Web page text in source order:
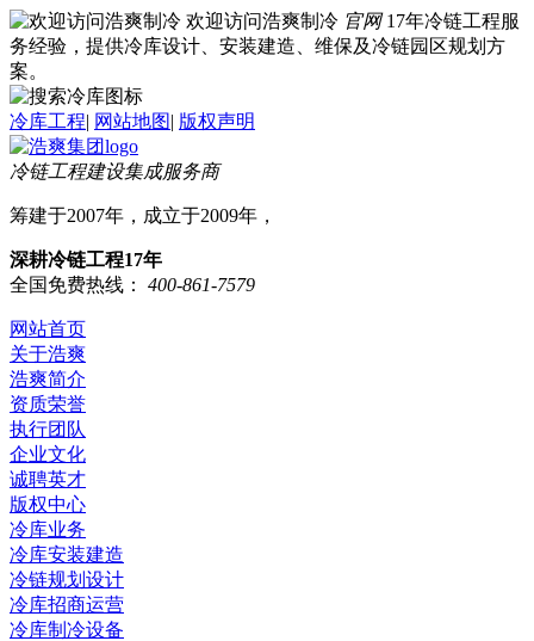
欢迎访问浩爽制冷 官网 17年冷链工程服
务经验，提供冷库设计、安装建造、维保及冷链园区规划方
案。
冷库工程| 网站地图| 版权声明
冷链工程建设集成服务商
筹建于2007年，成立于2009年，
深耕冷链工程17年
全国免费热线：
400-861-7579
网站首页
关于浩爽
浩爽简介
资质荣誉
执行团队
企业文化
诚聘英才
版权中心
冷库业务
冷库安装建造
冷链规划设计
冷库招商运营
冷库制冷设备